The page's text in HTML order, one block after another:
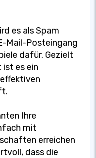
es als Spam
Mail-Posteingang
dafür. Gezielt
es ein
Ihre
mit
erreichen
dass die